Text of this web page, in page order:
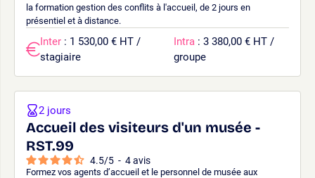
la formation gestion des conflits à l'accueil, de 2 jours en
présentiel et à distance.
Inter : 1 530,00 € HT /
stagiaire
Intra : 3 380,00 € HT /
groupe
Accueil des visiteurs d'un musée -
RST.99
4.5/5 - 4avis
Formez vos agents d’accueil et le personnel de musée aux
2 jours